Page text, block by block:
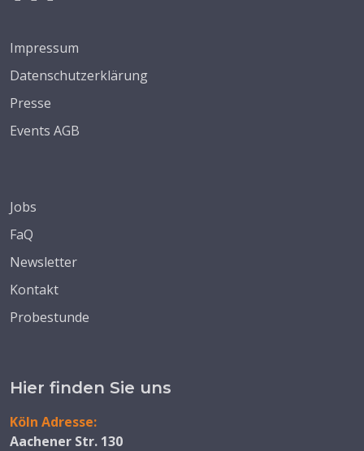
Impressum
Datenschutzerklärung
Presse
Events AGB
Jobs
FaQ
Newsletter
Kontakt
Probestunde
Hier finden Sie uns
Köln Adresse:
Aachener Str. 130